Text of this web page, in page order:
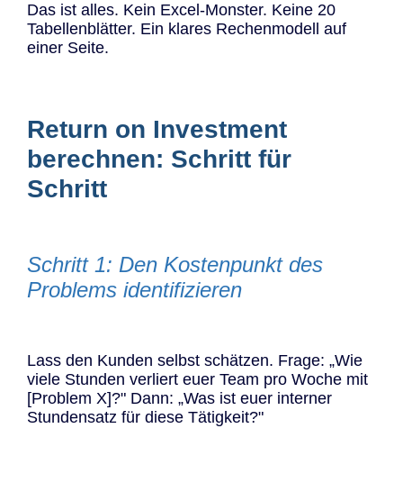
Das ist alles. Kein Excel-Monster. Keine 20
Tabellenblätter. Ein klares Rechenmodell auf
einer Seite.
Return on Investment
berechnen: Schritt für
Schritt
Schritt 1: Den Kostenpunkt des
Problems identifizieren
Lass den Kunden selbst schätzen. Frage: „Wie
viele Stunden verliert euer Team pro Woche mit
[Problem X]?" Dann: „Was ist euer interner
Stundensatz für diese Tätigkeit?"